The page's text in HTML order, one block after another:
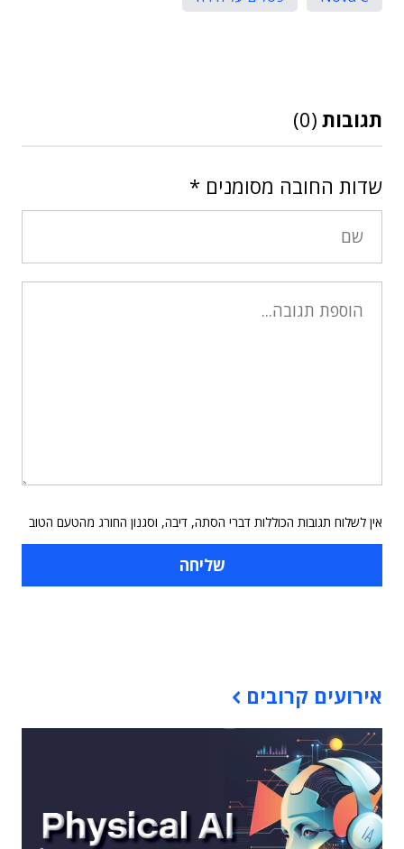
תגובות (0)
שדות החובה מסומנים *
אין לשלוח תגובות הכוללות דברי הסתה, דיבה, וסגנון החורג מהטעם הטוב
אירועים קרובים